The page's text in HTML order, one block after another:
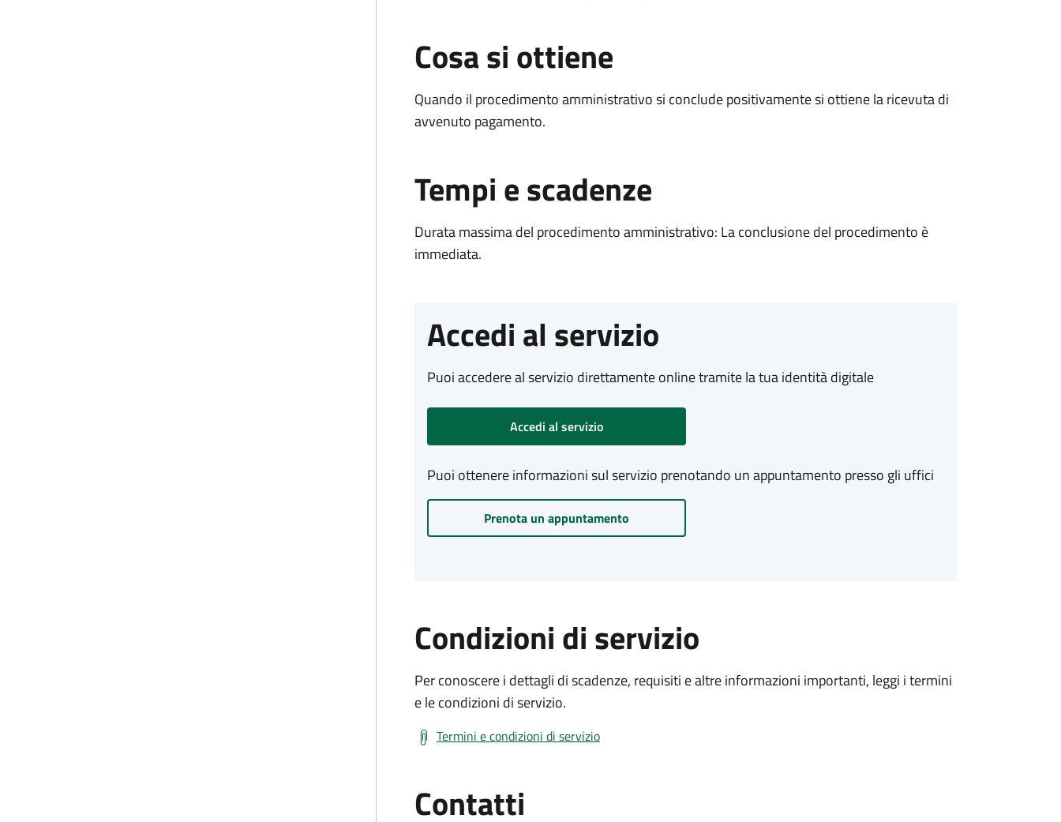
Cosa si ottiene
Quando il procedimento amministrativo si conclude positivamente si ottiene la ricevuta di
avvenuto pagamento.
Tempi e scadenze
Durata massima del procedimento amministrativo: La conclusione del procedimento è
immediata.
Accedi al servizio
Puoi accedere al servizio direttamente online tramite la tua identità digitale
Accedi al servizio
Puoi ottenere informazioni sul servizio prenotando un appuntamento presso gli uffici
Prenota un appuntamento
Condizioni di servizio
Per conoscere i dettagli di scadenze, requisiti e altre informazioni importanti, leggi i termini
e le condizioni di servizio.
Termini e condizioni di servizio
Contatti